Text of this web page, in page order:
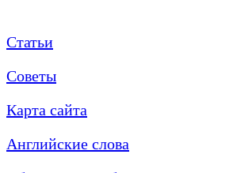
Статьи
Советы
Карта сайта
Английские слова